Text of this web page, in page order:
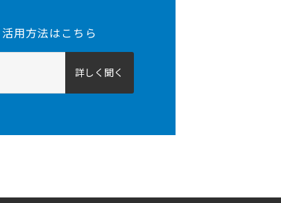
活用方法はこちら
詳しく聞く